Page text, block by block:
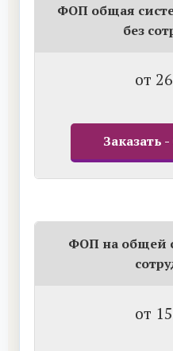
ФОП общая
без
от
Заказать -
ФОП на общей
от